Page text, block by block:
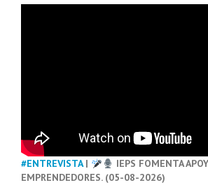
#ENTREVISTA|
IEPS FOMENTA
EMPRENDEDORES. (05-08-2026)